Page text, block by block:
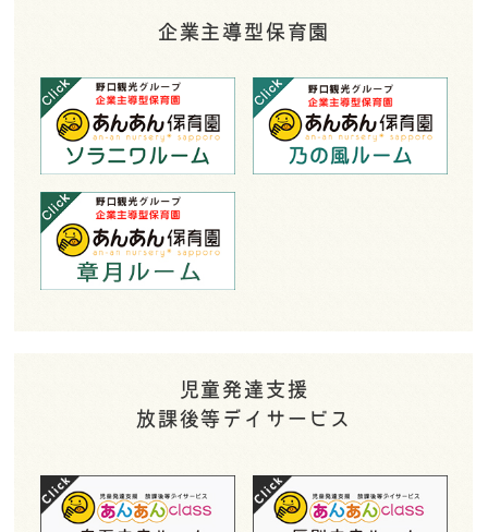
企業主導型保育園
児童発達支援
放課後等デイサービス